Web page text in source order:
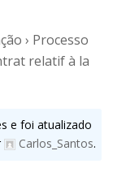
› Processo
relatif à la
e foi atualizado
Carlos_Santos.